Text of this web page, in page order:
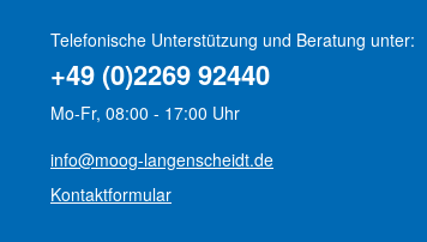
Telefonische Unterstützung und Beratung unter:
+49 (0)2269 92440
Mo-Fr, 08:00 - 17:00 Uhr
info@moog-langenscheidt.de
Kontaktformular